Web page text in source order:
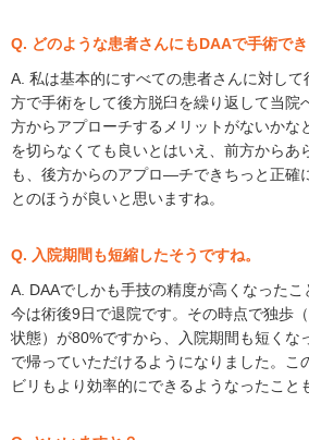
Q. どのような患者さんにもDAAで手術で
A. 私は基本的にすべての患者さんに対し
方で手術をして後方脱臼を繰り返して当院
方からアプローチするメリットがないかな
を切らなくても良いとはいえ、前方からあ
も、後方からのアプロ―チできちっと正確
とのほうが良いと思いますね。
Q. 入院期間も短縮したそうですね。
A. DAAでしかも手技の精度が高くなったこ
今は術後9日で退院です。その時点で独歩
状態）が80%ですから、入院期間も短くな
で帰っていただけるようになりました。こ
ビリもより効率的にできるようなったこと